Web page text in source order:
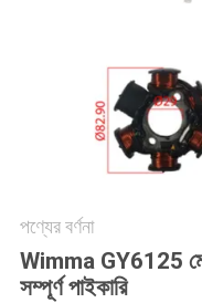
পণ্যের বর্ণনা
Wimma GY6125
সম্পূর্ণ পাইকারি